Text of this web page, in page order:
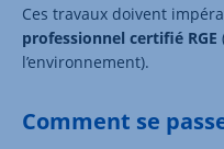
Ces travaux doivent
professionnel certifié RGE
l’environnement).
Comment se